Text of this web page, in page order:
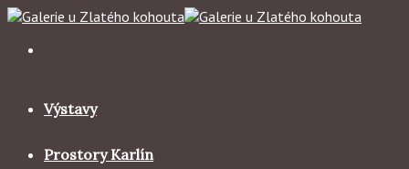
Skip
content
Výstavy
Prostory Karlín